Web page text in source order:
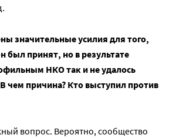
значительные усилия для того,
был принят, но в результате
НКО так и не удалось
чем причина? Кто выступил против
вопрос. Вероятно, сообщество